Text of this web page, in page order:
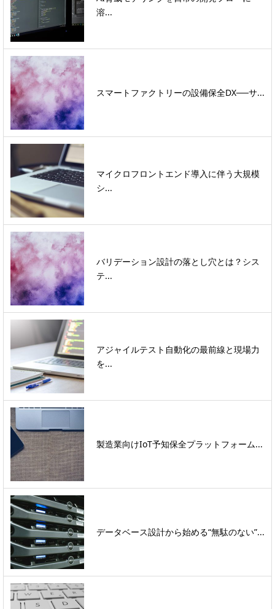
溶...
スマートファクトリーの設備保全DX──サ...
マイクロフロントエンド導入に伴う大規模
シ...
バリデーション設計の落とし穴とは？シス
テ...
アジャイルテスト自動化の最前線と現場力
を...
製造業向けIoT予知保全プラットフォーム...
データベース設計から始める“無駄のない”...